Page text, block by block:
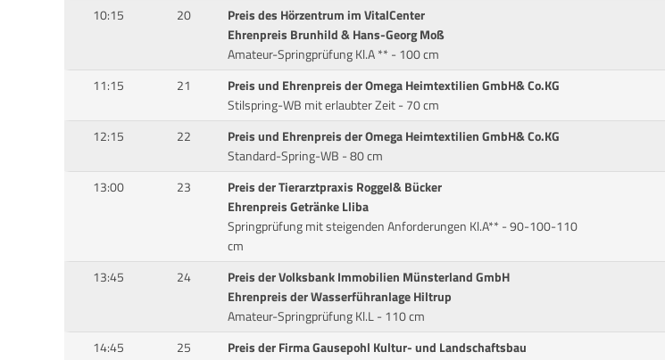
10:15 20
Preis des Hörzentrum im VitalCenter
Ehrenpreis Brunhild & Hans-Georg Moß
Amateur-Springprüfung Kl.A ** - 100 cm
11:15 21
Preis und Ehrenpreis der Omega Heimtextilien GmbH& Co.KG
Stilspring-WB mit erlaubter Zeit - 70 cm
12:15 22
Preis und Ehrenpreis der Omega Heimtextilien GmbH& Co.KG
Standard-Spring-WB - 80 cm
13:00 23
Preis der Tierarztpraxis Roggel& Bücker
Ehrenpreis Getränke Lliba
Springprüfung mit steigenden Anforderungen Kl.A** - 90-100-110
cm
13:45 24
Preis der Volksbank Immobilien Münsterland GmbH
Ehrenpreis der Wasserführanlage Hiltrup
Amateur-Springprüfung Kl.L - 110 cm
14:45 25
Preis der Firma Gausepohl Kultur- und Landschaftsbau